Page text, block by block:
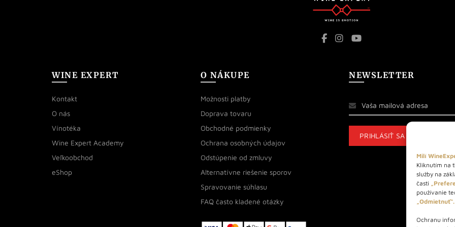
Milí
Kliknutím na
služby na
časti
používanie
„Odmietnuť“.
Ochranu
WINE EXPERT
Kontakt
O nás
Vínotéka
Wine Expert Academy
Veľkoobchod
eShop
O NÁKUPE
Možnosti platby
Doprava tovaru
Obchodné podmienky
Ochrana osobných údajov
Odstúpenie od zmluvy
Alternatívne riešenie sporov
Spravovanie súhlasu
FAQ často kladené otázky
NEWSLETTER